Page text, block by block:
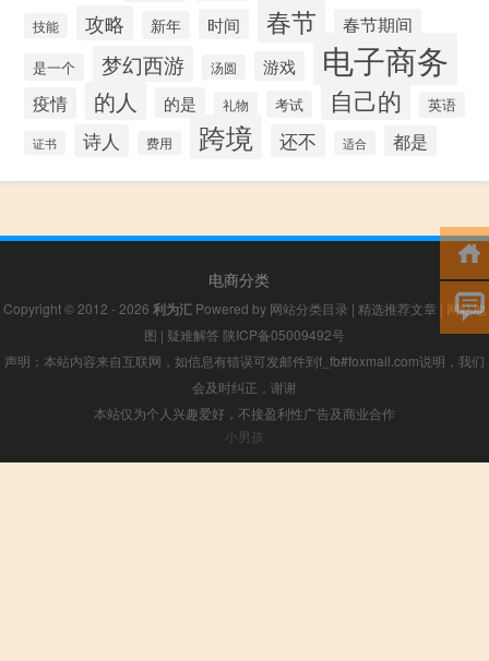
技能 攻略 新年 时间 春节 春节期间
是一个 梦幻西游 汤圆 游戏 电子商务
疫情 的人 的是 礼物 考试 自己的 英语
证书 诗人 费用 跨境 还不 适合 都是
电商分类
Copyright © 2012 - 2026 利为汇 Powered by 网站分类目录 | 精选推荐文章 | 网站地
图 | 疑难解答 陕ICP备05009492号
声明：本站内容来自互联网，如信息有错误可发邮件到f_fb#foxmail.com说明，我们
会及时纠正，谢谢
本站仅为个人兴趣爱好，不接盈利性广告及商业合作
小男孩